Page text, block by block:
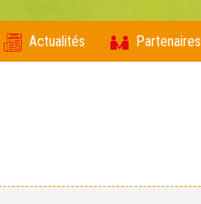
Actualités Partenaires